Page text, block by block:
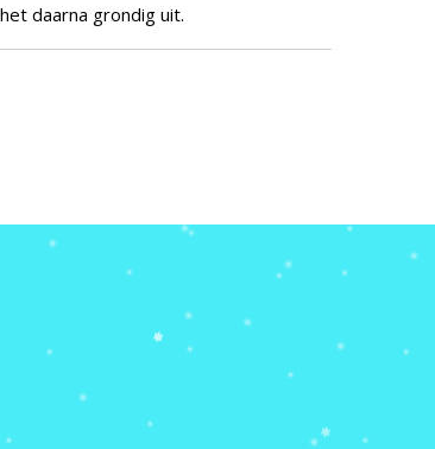
daarna grondig uit.